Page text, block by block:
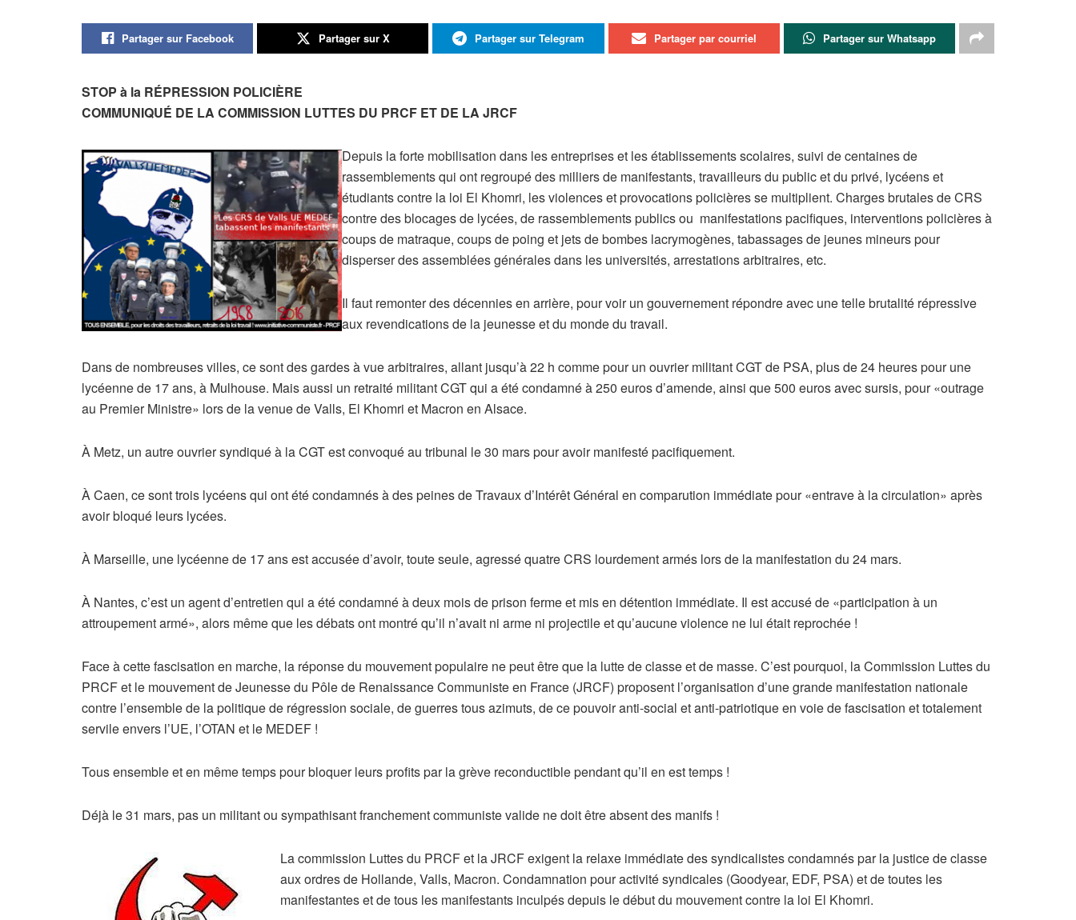
Partager sur Facebook Partager sur X Partager sur Telegram Partager par courriel Partager sur Whatsapp
STOP à la RÉPRESSION POLICIÈRE
COMMUNIQUÉ DE LA COMMISSION LUTTES DU PRCF ET DE LA JRCF
Depuis la forte mobilisation dans les entreprises et les établissements scolaires, suivi de centaines de
rassemblements qui ont regroupé des milliers de manifestants, travailleurs du public et du privé, lycéens et
étudiants contre la loi El Khomri, les violences et provocations policières se multiplient. Charges brutales de CRS
contre des blocages de lycées, de rassemblements publics ou manifestations pacifiques, interventions policières à
coups de matraque, coups de poing et jets de bombes lacrymogènes, tabassages de jeunes mineurs pour
disperser des assemblées générales dans les universités, arrestations arbitraires, etc.
Il faut remonter des décennies en arrière, pour voir un gouvernement répondre avec une telle brutalité répressive
aux revendications de la jeunesse et du monde du travail.
Dans de nombreuses villes, ce sont des gardes à vue arbitraires, allant jusqu’à 22 h comme pour un ouvrier militant CGT de PSA, plus de 24 heures pour une
lycéenne de 17 ans, à Mulhouse. Mais aussi un retraité militant CGT qui a été condamné à 250 euros d’amende, ainsi que 500 euros avec sursis, pour «outrage
au Premier Ministre» lors de la venue de Valls, El Khomri et Macron en Alsace.
À Metz, un autre ouvrier syndiqué à la CGT est convoqué au tribunal le 30 mars pour avoir manifesté pacifiquement.
À Caen, ce sont trois lycéens qui ont été condamnés à des peines de Travaux d’Intérêt Général en comparution immédiate pour «entrave à la circulation» après
avoir bloqué leurs lycées.
À Marseille, une lycéenne de 17 ans est accusée d’avoir, toute seule, agressé quatre CRS lourdement armés lors de la manifestation du 24 mars.
À Nantes, c’est un agent d’entretien qui a été condamné à deux mois de prison ferme et mis en détention immédiate. Il est accusé de «participation à un
attroupement armé», alors même que les débats ont montré qu’il n’avait ni arme ni projectile et qu’aucune violence ne lui était reprochée !
Face à cette fascisation en marche, la réponse du mouvement populaire ne peut être que la lutte de classe et de masse. C’est pourquoi, la Commission Luttes du
PRCF et le mouvement de Jeunesse du Pôle de Renaissance Communiste en France (JRCF) proposent l’organisation d’une grande manifestation nationale
contre l’ensemble de la politique de régression sociale, de guerres tous azimuts, de ce pouvoir anti-social et anti-patriotique en voie de fascisation et totalement
servile envers l’UE, l’OTAN et le MEDEF !
Tous ensemble et en même temps pour bloquer leurs profits par la grève reconductible pendant qu’il en est temps !
Déjà le 31 mars, pas un militant ou sympathisant franchement communiste valide ne doit être absent des manifs !
La commission Luttes du PRCF et la JRCF exigent la relaxe immédiate des syndicalistes condamnés par la justice de classe
aux ordres de Hollande, Valls, Macron. Condamnation pour activité syndicales (Goodyear, EDF, PSA) et de toutes les
manifestantes et de tous les manifestants inculpés depuis le début du mouvement contre la loi El Khomri.